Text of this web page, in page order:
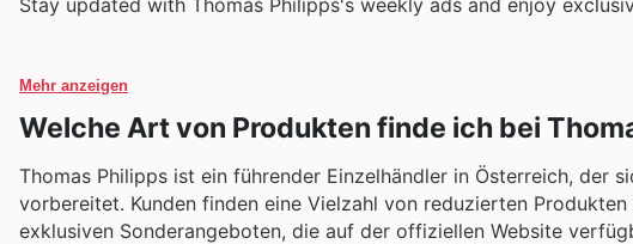
Stay updated with Thomas Philipps's weekly ads and enjoy
Mehr anzeigen
Welche Art von Produkten finde ich bei
Thomas Philipps ist ein führender Einzelhändler in Österreich, der
vorbereitet. Kunden finden eine Vielzahl von reduzierten
exklusiven Sonderangeboten, die auf der offiziellen Website